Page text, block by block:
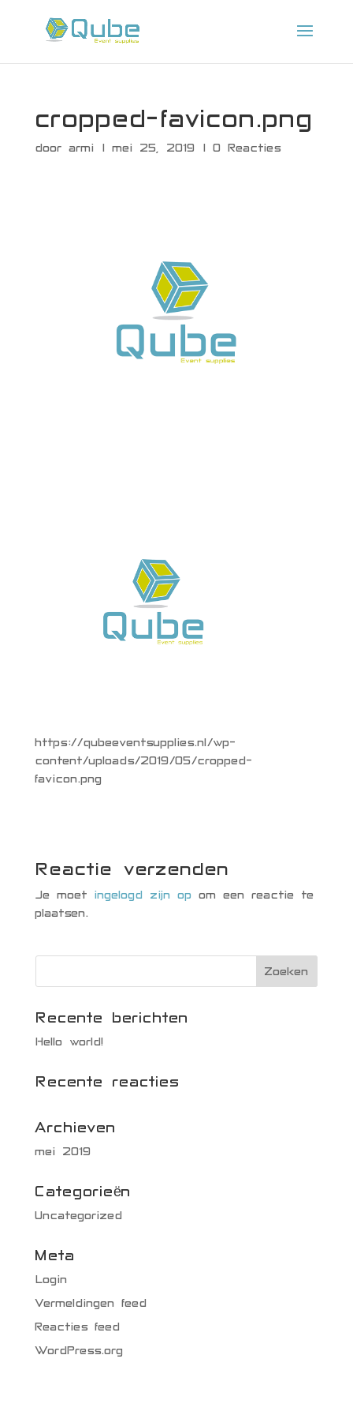
cropped-favicon.png
doorarmi |mei 25, 2019 |0 Reacties
https://qubeeventsupplies.nl/wp-
content/uploads/2019/05/cropped-
favicon.png
Reactie verzenden
Je moet ingelogd zijn op
om een reactie te
plaatsen.
Recente berichten
Hello world!
Recente reacties
Archieven
mei 2019
Categorieën
Uncategorized
Meta
Login
Vermeldingen feed
Reacties feed
WordPress.org